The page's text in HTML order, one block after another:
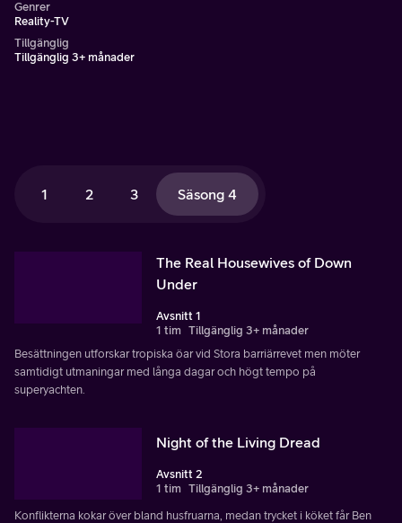
Genrer
Reality-TV
Tillgänglig
Tillgänglig 3+ månader
1 2 3 Säsong 4
The Real Housewives of Down
Under
Avsnitt 1
1 tim Tillgänglig 3+ månader
Besättningen utforskar tropiska öar vid Stora barriärrevet men möter
samtidigt utmaningar med långa dagar och högt tempo på
superyachten.
Night of the Living Dread
Avsnitt 2
1 tim Tillgänglig 3+ månader
Konflikterna kokar över bland husfruarna, medan trycket i köket får Ben